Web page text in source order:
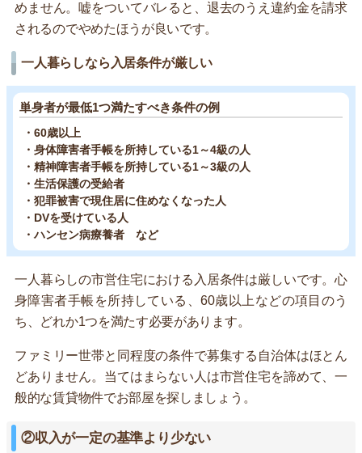
めません。嘘をついてバレると、退去のうえ違約金を請求
されるのでやめたほうが良いです。
一人暮らしなら入居条件が厳しい
単身者が最低1つ満たすべき条件の例
・60歳以上
・身体障害者手帳を所持している1～4級の人
・精神障害者手帳を所持している1～3級の人
・生活保護の受給者
・犯罪被害で現住居に住めなくなった人
・DVを受けている人
・ハンセン病療養者 など
一人暮らしの市営住宅における入居条件は厳しいです。心
身障害者手帳を所持している、60歳以上などの項目のう
ち、どれか1つを満たす必要があります。
ファミリー世帯と同程度の条件で募集する自治体はほとん
どありません。当てはまらない人は市営住宅を諦めて、一
般的な賃貸物件でお部屋を探しましょう。
②収入が一定の基準より少ない